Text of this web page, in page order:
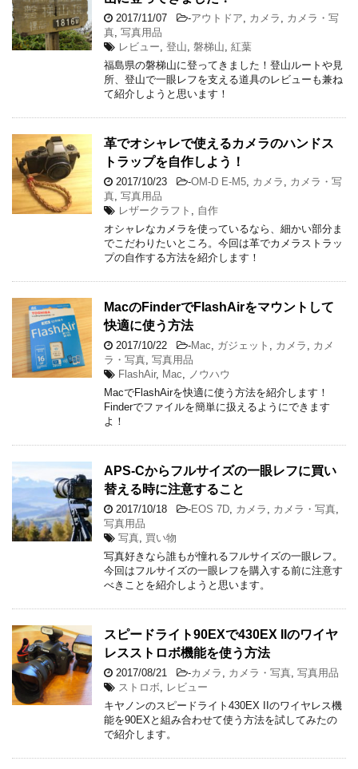
2017/11/07 -アウトドア カメラ
カメラ・写
真 写真用品
レビュー 登山 磐梯山 紅葉
福島県の磐梯山に登ってきました！登山ルートや見
所、登山で一眼レフを支える道具のレビューも兼ね
て紹介しようと思います！
革でオシャレで使えるカメラのハンドス
トラップを自作しよう！
2017/10/23 -OM-D E-M5 カメラ
カメラ・写
真 写真用品
レザークラフト
自作
オシャレなカメラを使っているなら、細かい部分ま
でこだわりたいところ。今回は革でカメラストラッ
プの自作する方法を紹介します！
MacのFinderでFlashAirをマウントして
快適に使う方法
2017/10/22 -Mac ガジェット カメラ
カメ
ラ・写真 写真用品
FlashAir, Mac
ノウハウ
MacでFlashAirを快適に使う方法を紹介します！
Finderでファイルを簡単に扱えるようにできます
よ！
APS-Cからフルサイズの一眼レフに買い
替える時に注意すること
2017/10/18 -EOS 7D カメラ カメラ・写真
写真用品
写真 買い物
写真好きなら誰もが憧れるフルサイズの一眼レフ。
今回はフルサイズの一眼レフを購入する前に注意す
べきことを紹介しようと思います。
スピードライト90EXで430EX IIのワイヤ
レスストロボ機能を使う方法
2017/08/21 -カメラ カメラ・写真 写真用品
ストロボ
レビュー
キヤノンのスピードライト430EX IIのワイヤレス機
能を90EXと組み合わせて使う方法を試してみたの
で紹介します。